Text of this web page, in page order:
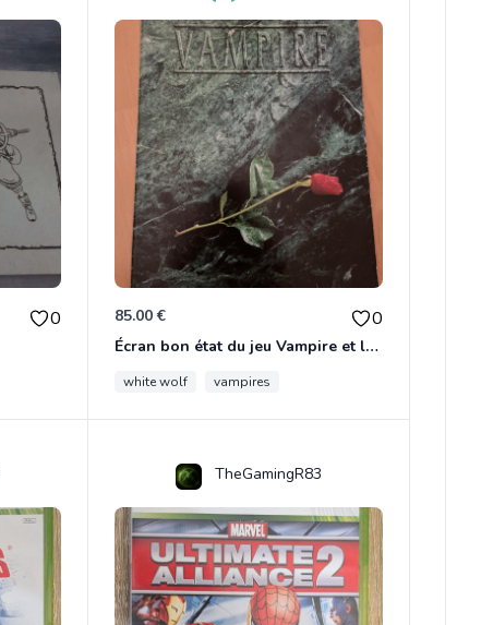
0 85.00 € 0
Écran bon état du jeu Vampire et livre de règles « la mascarade » état d’usage
white wolf vampires
TheGamingR83